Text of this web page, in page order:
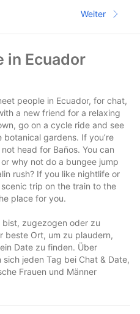
Nächste
Weiter
in Ecuador
people in Ecuador, for chat,
a new friend for a relaxing
go on a cycle ride and see
gardens. If you’re
head for Baños. You can
why not do a bungee jump
rush? If you like nightlife or
trip on the train to the
place for you.
bist, zugezogen oder zu
beste Ort, um zu plaudern,
Date zu finden. Über
jeden Tag bei Chat & Date,
Frauen und Männer